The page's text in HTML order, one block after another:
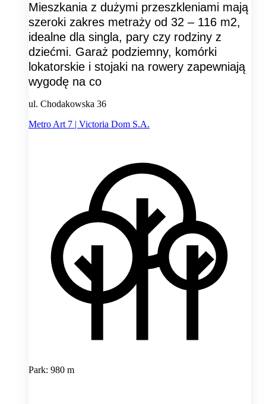
Mieszkania z dużymi przeszkleniami mają
szeroki zakres metraży od 32 – 116 m2,
idealne dla singla, pary czy rodziny z
dziećmi. Garaż podziemny, komórki
lokatorskie i stojaki na rowery zapewniają
wygodę na co
ul. Chodakowska 36
Metro Art 7 | Victoria Dom S.A.
Park: 980 m